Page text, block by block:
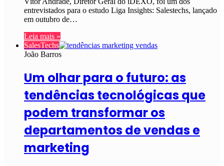
entrevistados para o estudo Liga Insights: Salestechs, lançado
em outubro de…
Leia mais »
SalesTechs
João Barros
Um olhar para o futuro: as
tendências tecnológicas que
podem transformar os
departamentos de vendas e
marketing